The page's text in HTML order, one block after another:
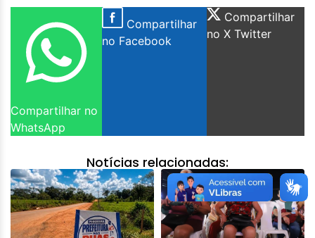
Compartilhar no
WhatsApp
Compartilhar
no Facebook
Compartilhar
no X Twitter
Notícias relacionadas: